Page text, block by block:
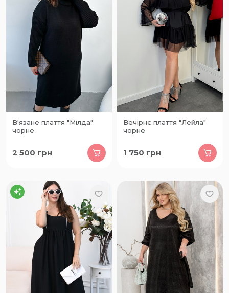
В'язане плаття "Мілда"
чорне
2 500 грн
Вечірнє плаття "Лейла"
чорне
1 750 грн